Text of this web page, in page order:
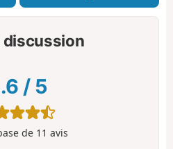
discussion
/ 5
de 11 avis